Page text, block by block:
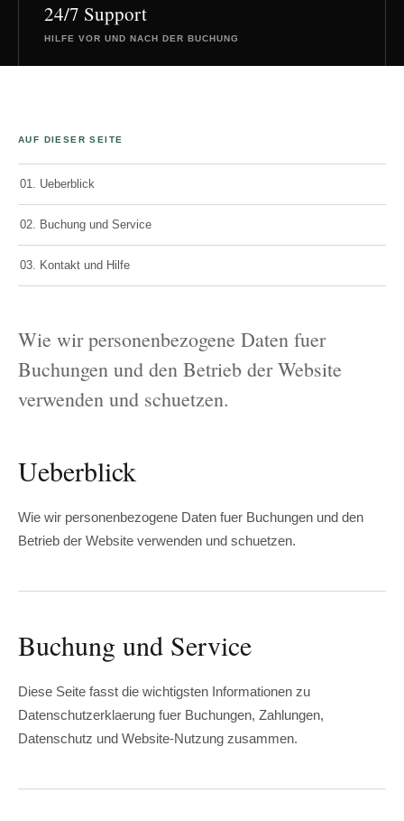
24/7 Support
HILFE VOR UND NACH DER BUCHUNG
AUF DIESER SEITE
01. Ueberblick
02. Buchung und Service
03. Kontakt und Hilfe
Wie wir personenbezogene Daten fuer
Buchungen und den Betrieb der Website
verwenden und schuetzen.
Ueberblick
Wie wir personenbezogene Daten fuer Buchungen und den
Betrieb der Website verwenden und schuetzen.
Buchung und Service
Diese Seite fasst die wichtigsten Informationen zu
Datenschutzerklaerung fuer Buchungen, Zahlungen,
Datenschutz und Website-Nutzung zusammen.